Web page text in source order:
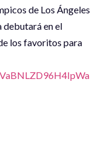
de Los Ángeles
debutará en el
los favoritos para